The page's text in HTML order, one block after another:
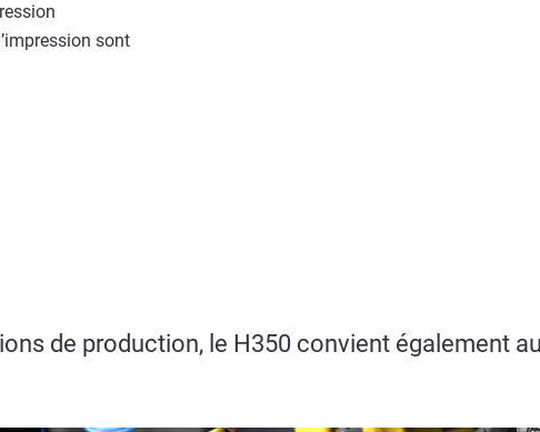
sont
de production, le H350 convient également